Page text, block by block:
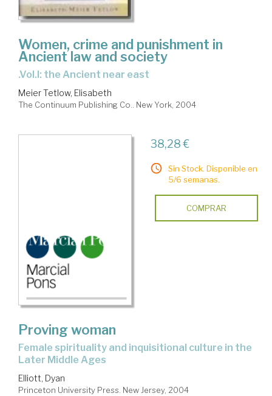
Women, crime and punishment in
Ancient law and society
.Vol.I: the Ancient near east
Meier Tetlow, Elisabeth
The Continuum Publishing Co.. New York, 2004
38,28 €
Sin Stock. Disponible en
5/6 semanas.
COMPRAR
Proving woman
female spirituality and inquisitional culture in the
Later Middle Ages
Elliott, Dyan
Princeton University Press. New Jersey, 2004